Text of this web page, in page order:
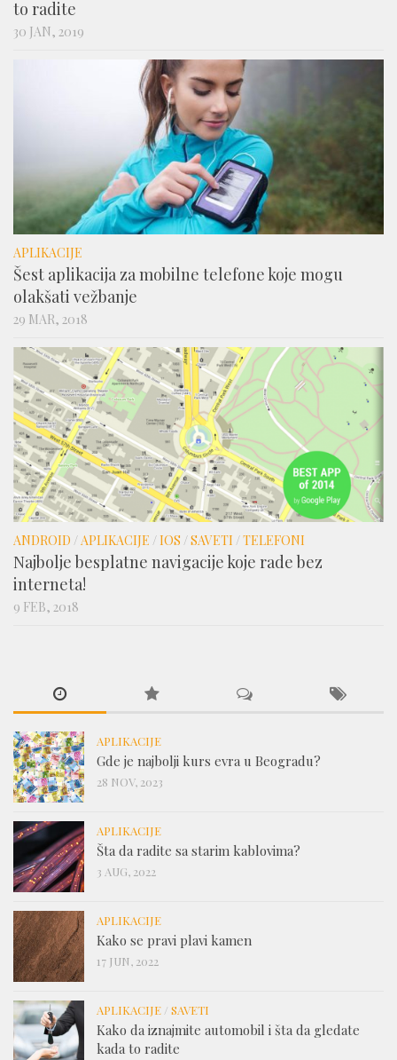
to radite
30 JAN, 2019
APLIKACIJE
Šest aplikacija za mobilne telefone koje mogu
olakšati vežbanje
29 MAR, 2018
ANDROID / APLIKACIJE /IOS /SAVETI /TELEFONI
Najbolje besplatne navigacije koje rade bez
interneta!
9 FEB, 2018
APLIKACIJE
Gde je najbolji kurs evra u Beogradu?
28 NOV, 2023
APLIKACIJE
Šta da radite sa starim kablovima?
3 AUG, 2022
APLIKACIJE
Kako se pravi plavi kamen
17 JUN, 2022
APLIKACIJE / SAVETI
Kako da iznajmite automobil i šta da gledate
kada to radite